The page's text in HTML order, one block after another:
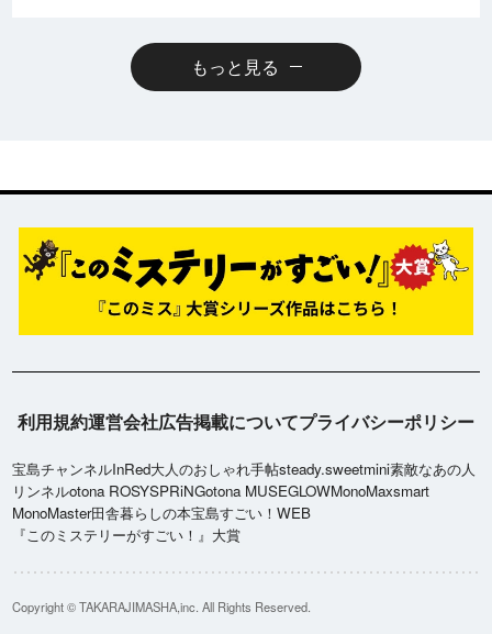
もっと見る
利用規約運営会社広告掲載についてプライバシーポリシー
宝島チャンネルInRed大人のおしゃれ手帖steady.sweetmini素敵なあの人
リンネルotona ROSYSPRiNGotona MUSEGLOWMonoMaxsmart
MonoMaster田舎暮らしの本宝島すごい！WEB
『このミステリーがすごい！』大賞
Copyright © TAKARAJIMASHA,inc. All Rights Reserved.